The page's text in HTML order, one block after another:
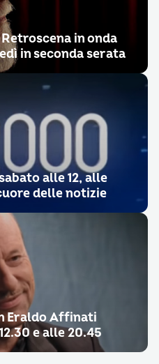
in onda
in seconda serata
alle 12, alle
delle notizie
Eraldo Affinati
e alle 20.45